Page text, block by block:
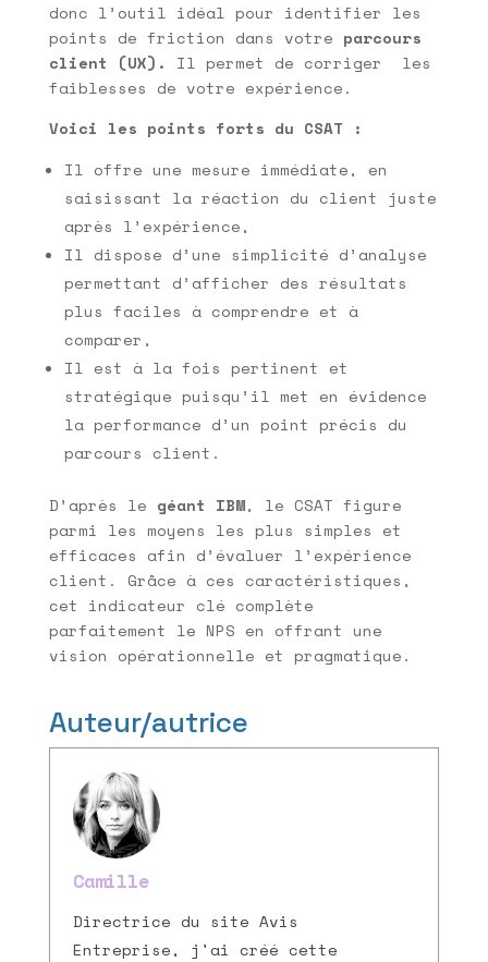
donc l’outil idéal pour identifier les
points de friction dans votre parcours
client (UX). Il permet de corriger les
faiblesses de votre expérience.
Voici les points forts du CSAT :
Il offre une mesure immédiate, en
saisissant la réaction du client juste
après l’expérience,
Il dispose d’une simplicité d’analyse
permettant d’afficher des résultats
plus faciles à comprendre et à
comparer,
Il est à la fois pertinent et
stratégique puisqu’il met en évidence
la performance d’un point précis du
parcours client.
D’après le géant IBM, le CSAT figure
parmi les moyens les plus simples et
efficaces afin d’évaluer l’expérience
client. Grâce à ces caractéristiques,
cet indicateur clé complète
parfaitement le NPS en offrant une
vision opérationnelle et pragmatique.
Auteur/autrice
Camille
Directrice du site Avis
Entreprise, j'ai créé cette